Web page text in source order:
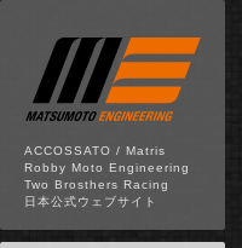
ACCOSSATO / Matris
Robby Moto Engineering
Two Brosthers Racing
日本公式ウェブサイト